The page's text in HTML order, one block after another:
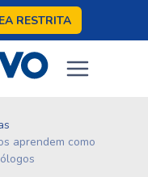
RESTRITA
aprendem como